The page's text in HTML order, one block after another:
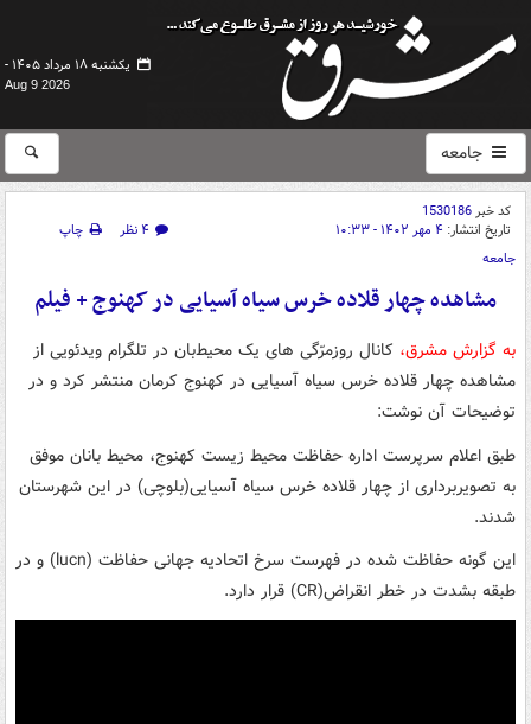
یکشنبه ۱۸ مرداد ۱۴۰۵ -
Aug 9 2026
جامعه
کد خبر1530186
تاریخ انتشار: ۴ مهر ۱۴۰۲ - ۱۰:۳۳ ۴ نظر
چاپ
جامعه
مشاهده چهار قلاده خرس سیاه آسیایی در کهنوج + فیلم
به گزارش مشرق، کانال روزمرّگی های یک محیط‌بان در تلگرام ویدئویی از
مشاهده چهار قلاده خرس سیاه آسیایی در کهنوج کرمان منتشر کرد و در
توضیحات آن نوشت:
طبق اعلام سرپرست اداره حفاظت محیط زیست کهنوج، محیط بانان موفق
به تصویربرداری از چهار قلاده خرس سیاه آسیایی(بلوچی) در این شهرستان
شدند.
این گونه حفاظت شده در فهرست سرخ اتحادیه جهانی حفاظت (lucn) و در
طبقه بشدت در خطر انقراض(CR) قرار دارد.